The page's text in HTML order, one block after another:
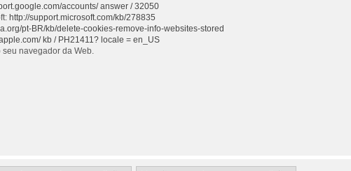
accounts/ answer / 32050
http://support.microsoft.com/kb/278835
pt-BR/kb/delete-cookies-remove-info-websites-stored
kb / PH21411? locale = en_US
navegador da Web.